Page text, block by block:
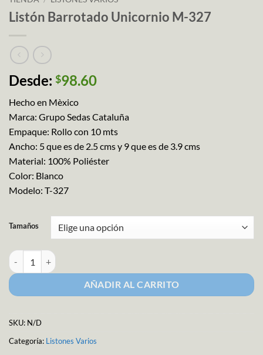
Listón Barrotado Unicornio M-327
Desde: $98.60
Hecho en Mèxico
Marca: Grupo Sedas Cataluña
Empaque: Rollo con 10 mts
Ancho: 5 que es de 2.5 cms y 9 que es de 3.9 cms
Material: 100% Poliéster
Color: Blanco
Modelo: T-327
Tamaños
Listón Barrotado Unicornio M-327 cantidad
AÑADIR AL CARRITO
SKU: N/D
Categoría: Listones Varios